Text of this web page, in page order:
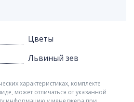
Цветы
Львиный зев
характеристиках, комплекте
может отличаться от указанной